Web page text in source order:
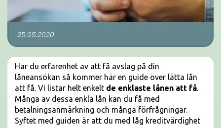
25.05.2020
Har du erfarenhet av att få avslag på din
låneansökan så kommer här en guide över lätta lån
att få. Vi listar helt enkelt de enklaste lånen att få.
Många av dessa enkla lån kan du få med
betalningsanmärkning och många förfrågningar.
Syftet med guiden är att du med låg kreditvärdighet